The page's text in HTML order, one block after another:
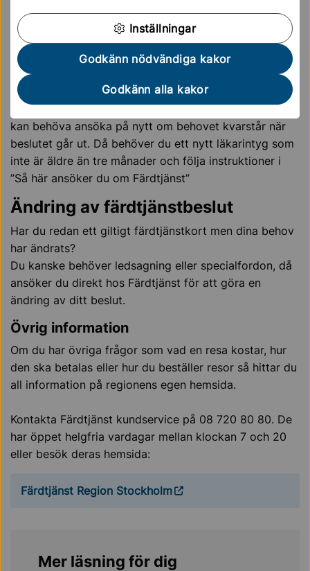
Inställningar
Godkänn nödvändiga kakor
Godkänn alla kakor
kontaktcenter@sollentuna.se
Ansöka på nytt
Färdtjänst beviljas ofta för en viss tidsperiod och du
kan behöva ansöka på nytt om behovet kvarstår när
beslutet går ut. Då behöver du ett nytt läkarintyg som
inte är äldre än tre månader och följa instruktioner i
”Så här ansöker du om Färdtjänst”
Ändring av färdtjänstbeslut
Har du redan ett giltigt färdtjänstkort men dina behov
har ändrats?
Du kanske behöver ledsagning eller specialfordon, då
ansöker du direkt hos Färdtjänst för att göra en
ändring av ditt beslut.
Övrig information
Om du har övriga frågor som vad en resa kostar, hur
den ska betalas eller hur du beställer resor så hittar du
all information på regionens egen hemsida.
Kontakta Färdtjänst kundservice på 08 720 80 80. De
har öppet helgfria vardagar mellan klockan 7 och 20
eller besök deras hemsida:
Färdtjänst Region Stockholm
Mer läsning för dig